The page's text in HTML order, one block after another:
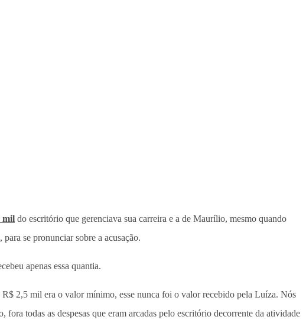
mil do escritório que gerenciava sua carreira e a de Maurílio, mesmo quando
se pronunciar sobre a acusação.
apenas essa quantia.
2,5 mil era o valor mínimo, esse nunca foi o valor recebido pela Luíza. Nós
todas as despesas que eram arcadas pelo escritório decorrente da atividade